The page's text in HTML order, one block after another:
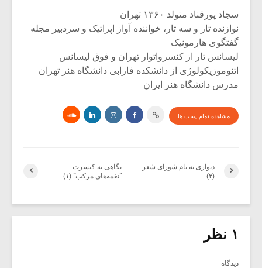
سجاد پورقناد متولد ۱۳۶۰ تهران
نوازنده تار و سه تار، خواننده آواز اپراتیک و سردبیر مجله
گفتگوی هارمونیک
لیسانس تار از کنسرواتوار تهران و فوق لیسانس
اتنوموزیکولوژی از دانشکده فارابی دانشگاه هنر تهران
مدرس دانشگاه هنر ایران
مشاهده تمام پست ها
نگاهی به کنسرت
˝نغمه‌های مرکب˝ (۱)
دیواری به نام شورای شعر
(۲)
۱ نظر
دیدگاه